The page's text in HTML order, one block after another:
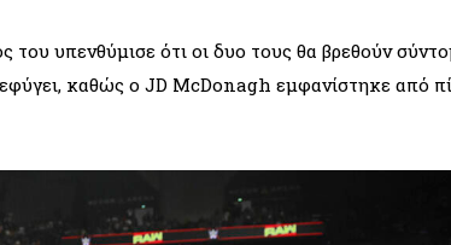
υπενθύμισε ότι οι δυο τους θα βρεθούν
καθώς ο JD McDonagh εμφανίστηκε από